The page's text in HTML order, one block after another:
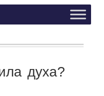
духа?